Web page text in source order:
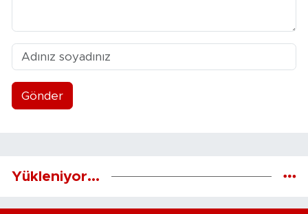
Gönder
Yükleniyor...